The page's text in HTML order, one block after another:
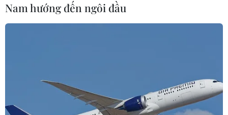
Tuyến đường La Sơn-Hòa Liên dài 66km, nối từ thị trấn
La Sơn (Thừa Thiên Huế) đến Hòa Liên (Đà Nẵng) nếu
Nam hướng đến ngôi đầu